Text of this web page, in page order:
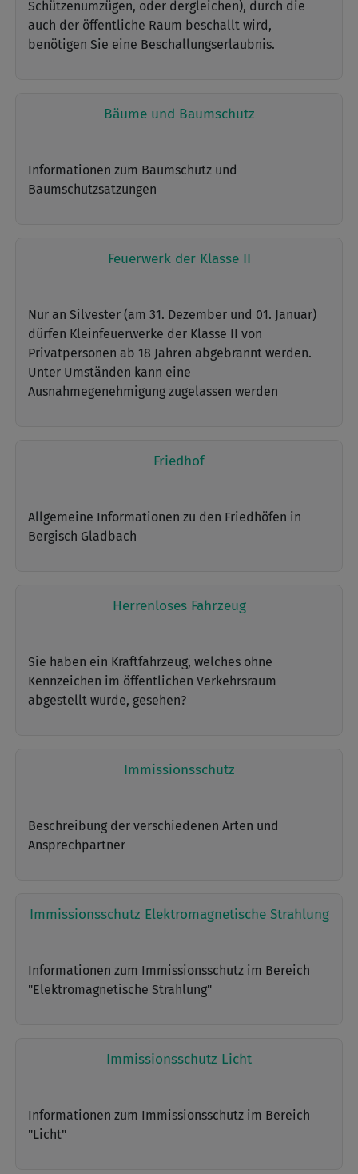
Schützenumzügen, oder dergleichen), durch die
auch der öffentliche Raum beschallt wird,
benötigen Sie eine Beschallungserlaubnis.
Bäume und Baumschutz
Informationen zum Baumschutz und
Baumschutzsatzungen
Feuerwerk der Klasse II
Nur an Silvester (am 31. Dezember und 01. Januar)
dürfen Kleinfeuerwerke der Klasse II von
Privatpersonen ab 18 Jahren abgebrannt werden.
Unter Umständen kann eine
Ausnahmegenehmigung zugelassen werden
Friedhof
Allgemeine Informationen zu den Friedhöfen in
Bergisch Gladbach
Herrenloses Fahrzeug
Sie haben ein Kraftfahrzeug, welches ohne
Kennzeichen im öffentlichen Verkehrsraum
abgestellt wurde, gesehen?
Immissionsschutz
Beschreibung der verschiedenen Arten und
Ansprechpartner
Immissionsschutz Elektromagnetische Strahlung
Informationen zum Immissionsschutz im Bereich
"Elektromagnetische Strahlung"
Immissionsschutz Licht
Informationen zum Immissionsschutz im Bereich
"Licht"